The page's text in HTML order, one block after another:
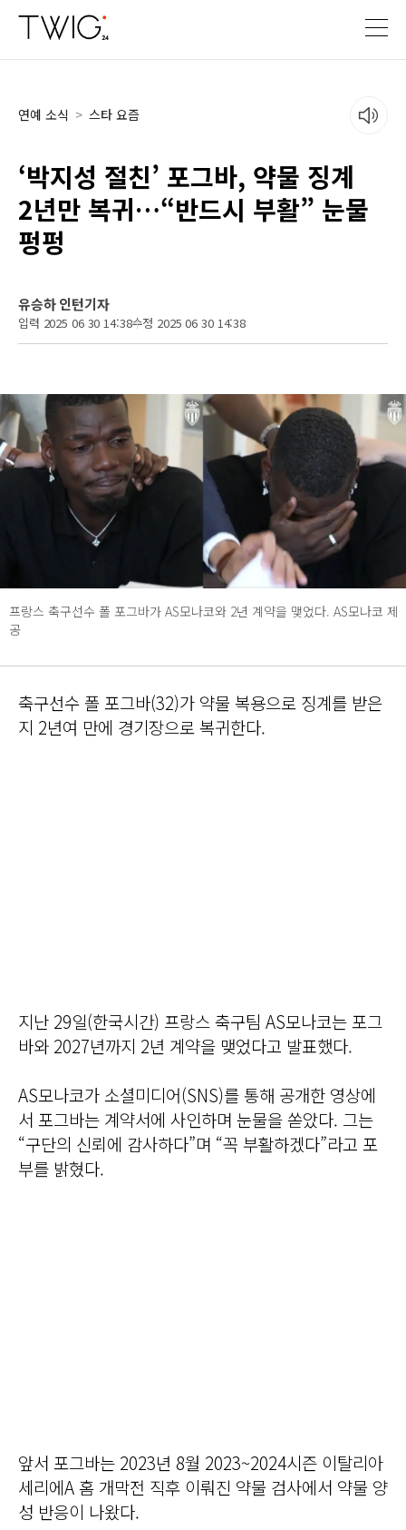
연예 소식 > 스타 요즘
‘박지성 절친’ 포그바, 약물 징계
2년만 복귀…“반드시 부활” 눈물
펑펑
유승하 인턴기자
입력 2025 06 30 14:38수정 2025 06 30 14:38
프랑스 축구선수 폴 포그바가 AS모나코와 2년 계약을 맺었다. AS모나코 제
공
축구선수 폴 포그바(32)가 약물 복용으로 징계를 받은
지 2년여 만에 경기장으로 복귀한다.
지난 29일(한국시간) 프랑스 축구팀 AS모나코는 포그
바와 2027년까지 2년 계약을 맺었다고 발표했다.
AS모나코가 소셜미디어(SNS)를 통해 공개한 영상에
서 포그바는 계약서에 사인하며 눈물을 쏟았다. 그는
“구단의 신뢰에 감사하다”며 “꼭 부활하겠다”라고 포
부를 밝혔다.
앞서 포그바는 2023년 8월 2023~2024시즌 이탈리아
세리에A 홈 개막전 직후 이뤄진 약물 검사에서 약물 양
성 반응이 나왔다.